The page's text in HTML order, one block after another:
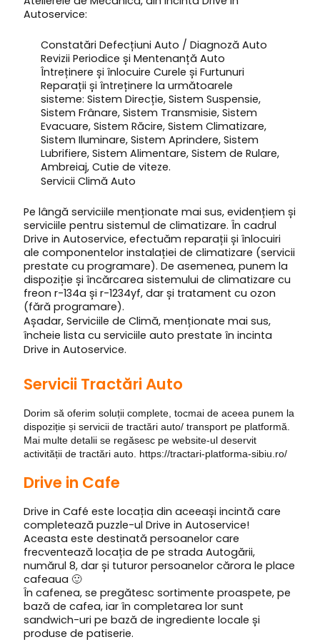
Autoservice:
Constatări Defecțiuni Auto / Diagnoză Auto
Revizii Periodice și Mentenanță Auto
Întreținere și înlocuire Curele și Furtunuri
Reparații și întreținere la următoarele
sisteme: Sistem Direcție, Sistem Suspensie,
Sistem Frânare, Sistem Transmisie, Sistem
Evacuare, Sistem Răcire, Sistem Climatizare,
Sistem Iluminare, Sistem Aprindere, Sistem
Lubrifiere, Sistem Alimentare, Sistem de Rulare,
Ambreiaj, Cutie de viteze.
Servicii Climă Auto
Pe lângă serviciile menționate mai sus, evidențiem și
serviciile pentru sistemul de climatizare. În cadrul
Drive in Autoservice, efectuăm reparații și înlocuiri
ale componentelor instalației de climatizare (servicii
prestate cu programare). De asemenea, punem la
dispoziție și încărcarea sistemului de climatizare cu
freon r-134a și r-1234yf, dar și tratament cu ozon
(fără programare).
Așadar, Serviciile de Climă, menționate mai sus,
încheie lista cu serviciile auto prestate în incinta
Drive in Autoservice.
Servicii Tractări Auto
Dorim să oferim soluții complete, tocmai de aceea punem la
dispoziție și servicii de tractări auto/ transport pe platformă.
Mai multe detalii se regăsesc pe website-ul deservit
activității de tractări auto. https://tractari-platforma-sibiu.ro/
Drive in Cafe
Drive in Café este locația din aceeași incintă care
completează puzzle-ul Drive in Autoservice!
Aceasta este destinată persoanelor care
frecventează locația de pe strada Autogării,
numărul 8, dar și tuturor persoanelor cărora le place
cafeaua 🙂
În cafenea, se pregătesc sortimente proaspete, pe
bază de cafea, iar în completarea lor sunt
sandwich-uri pe bază de ingrediente locale și
produse de patiserie.